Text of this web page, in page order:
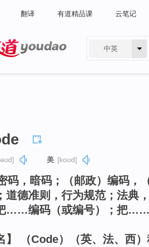
翻译 有道精品课 云笔记
中英
美 [koʊd]
码，暗码；（邮政）编码，
道德准则，行为规范；法典
……编码（或编号）；把……
】 （Code）（英、法、西